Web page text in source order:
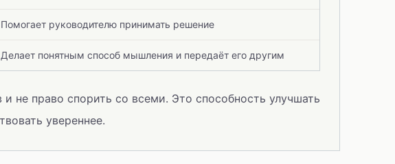
Помогает руководителю принимать решение
Делает понятным способ мышления и передаёт его другим
не право спорить со всеми. Это способность улучшать
увереннее.